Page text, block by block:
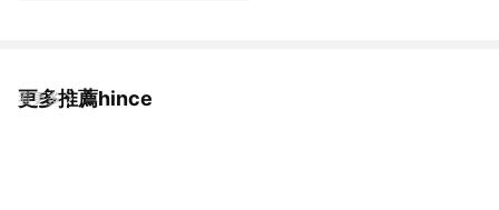
更多推薦hince
看更多